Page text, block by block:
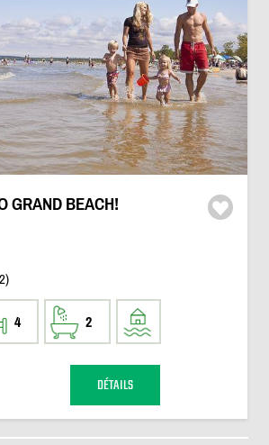
GRAND BEACH!
4 2
DÉTAILS